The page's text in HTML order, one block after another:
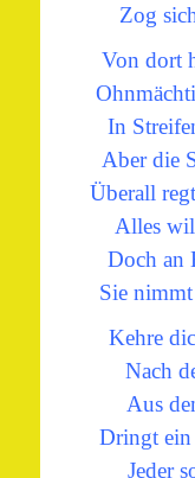
Zog
Von dort
In
Aber die
Überall
Alles
Doch an
Sie
Kehre
Nach
Aus
Dringt ein
Jeder